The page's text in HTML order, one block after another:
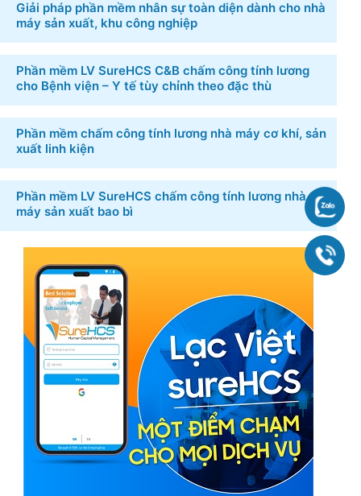
Giải pháp phần mềm nhân sự toàn diện dành cho nhà
máy sản xuất, khu công nghiệp
Phần mềm LV SureHCS C&B chấm công tính lương
cho Bệnh viện – Y tế tùy chỉnh theo đặc thù
Phần mềm chấm công tính lương nhà máy cơ khí, sản
xuất linh kiện
Phần mềm LV SureHCS chấm công tính lương nhà
máy sản xuất bao bì